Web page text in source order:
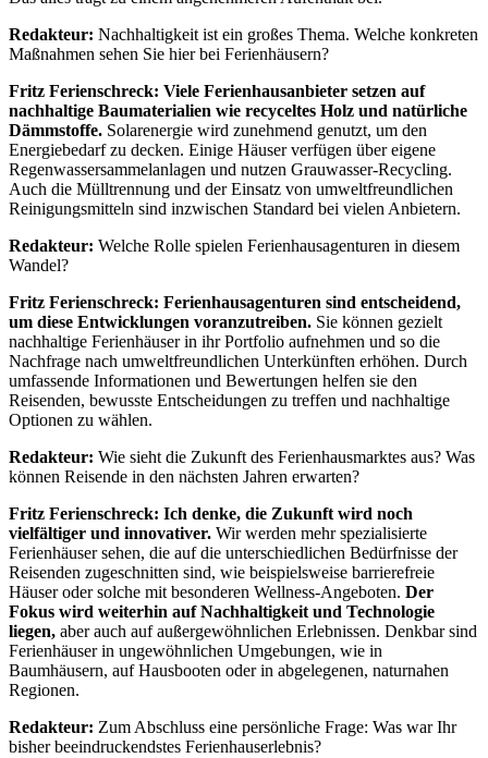
Redakteur: Nachhaltigkeit ist ein großes Thema. Welche konkreten
Maßnahmen sehen Sie hier bei Ferienhäusern?
Fritz Ferienschreck: Viele Ferienhausanbieter setzen auf
nachhaltige Baumaterialien wie recyceltes Holz und natürliche
Dämmstoffe. Solarenergie wird zunehmend genutzt, um den
Energiebedarf zu decken. Einige Häuser verfügen über eigene
Regenwassersammelanlagen und nutzen Grauwasser-Recycling.
Auch die Mülltrennung und der Einsatz von umweltfreundlichen
Reinigungsmitteln sind inzwischen Standard bei vielen Anbietern.
Redakteur: Welche Rolle spielen Ferienhausagenturen in diesem
Wandel?
Fritz Ferienschreck: Ferienhausagenturen sind entscheidend,
um diese Entwicklungen voranzutreiben. Sie können gezielt
nachhaltige Ferienhäuser in ihr Portfolio aufnehmen und so die
Nachfrage nach umweltfreundlichen Unterkünften erhöhen. Durch
umfassende Informationen und Bewertungen helfen sie den
Reisenden, bewusste Entscheidungen zu treffen und nachhaltige
Optionen zu wählen.
Redakteur: Wie sieht die Zukunft des Ferienhausmarktes aus? Was
können Reisende in den nächsten Jahren erwarten?
Fritz Ferienschreck: Ich denke, die Zukunft wird noch
vielfältiger und innovativer. Wir werden mehr spezialisierte
Ferienhäuser sehen, die auf die unterschiedlichen Bedürfnisse der
Reisenden zugeschnitten sind, wie beispielsweise barrierefreie
Häuser oder solche mit besonderen Wellness-Angeboten. Der
Fokus wird weiterhin auf Nachhaltigkeit und Technologie
liegen, aber auch auf außergewöhnlichen Erlebnissen. Denkbar sind
Ferienhäuser in ungewöhnlichen Umgebungen, wie in
Baumhäusern, auf Hausbooten oder in abgelegenen, naturnahen
Regionen.
Redakteur: Zum Abschluss eine persönliche Frage: Was war Ihr
bisher beeindruckendstes Ferienhauserlebnis?